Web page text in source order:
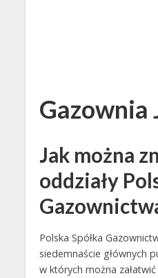
Gazownia
Jak można
oddziały
Polska Spółka
siedemnaście głównych
w których można